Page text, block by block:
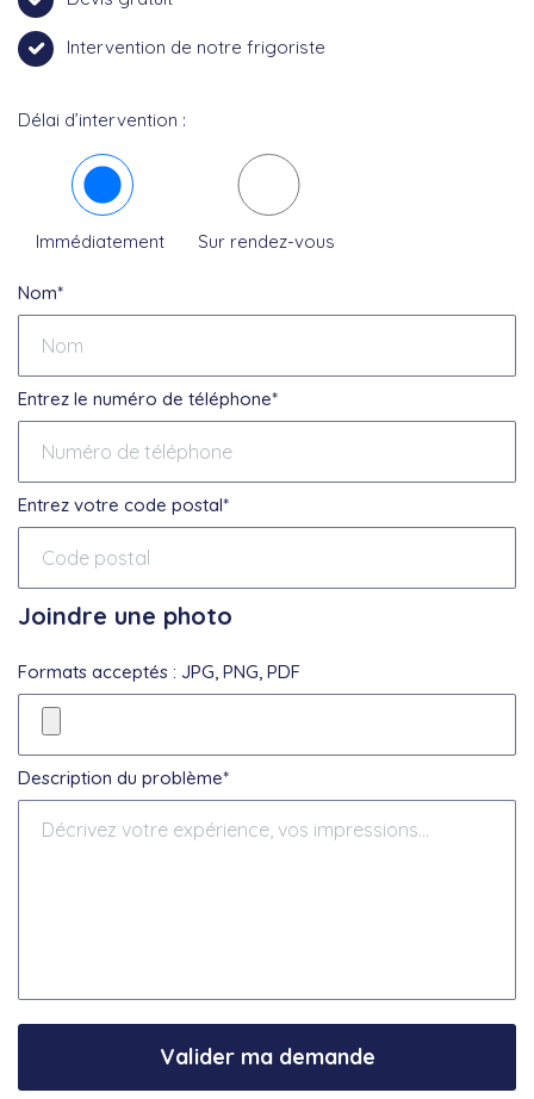
Intervention de notre frigoriste
Délai d’intervention :
Immédiatement Sur rendez-vous
Nom*
Entrez le numéro de téléphone*
Entrez votre code postal*
Joindre une photo
Formats acceptés : JPG, PNG, PDF
Description du problème*
Valider ma demande